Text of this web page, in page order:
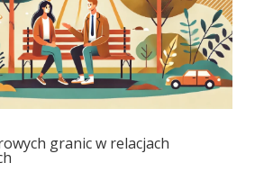
granic w relacjach